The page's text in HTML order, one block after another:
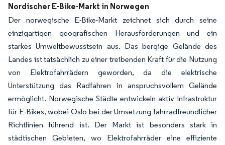
Nordischer E-Bike-Markt in Norwegen
Der norwegische E-Bike-Markt zeichnet sich durch seine
einzigartigen geografischen Herausforderungen und ein
starkes Umweltbewusstsein aus. Das bergige Gelände des
Landes ist tatsächlich zu einer treibenden Kraft für die Nutzung
von Elektrofahrrädern geworden, da die elektrische
Unterstützung das Radfahren in anspruchsvollem Gelände
ermöglicht. Norwegische Städte entwickeln aktiv Infrastruktur
für E-Bikes, wobei Oslo bei der Umsetzung fahrradfreundlicher
Richtlinien führend ist. Der Markt ist besonders stark in
städtischen Gebieten, wo Elektrofahrräder eine effiziente